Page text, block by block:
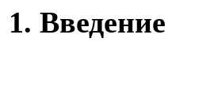
1. Введение